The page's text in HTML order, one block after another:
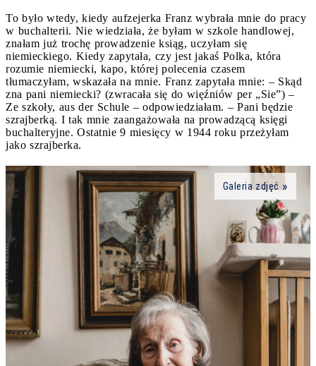
To było wtedy, kiedy aufzejerka Franz wybrała mnie do pracy
w buchalterii. Nie wiedziała, że byłam w szkole handlowej,
znałam już trochę prowadzenie ksiąg, uczyłam się
niemieckiego. Kiedy zapytała, czy jest jakaś Polka, która
rozumie niemiecki, kapo, której polecenia czasem
tłumaczyłam, wskazała na mnie. Franz zapytała mnie: – Skąd
zna pani niemiecki? (zwracała się do więźniów per „Sie”) –
Ze szkoły, aus der Schule – odpowiedziałam. – Pani będzie
szrajberką. I tak mnie zaangażowała na prowadzącą księgi
buchalteryjne. Ostatnie 9 miesięcy w 1944 roku przeżyłam
jako szrajberka.
Galeria zdjęć